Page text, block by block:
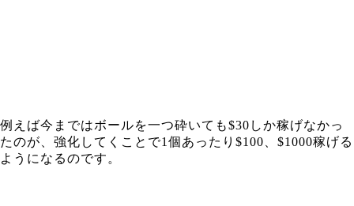
例えば今まではボールを一つ砕いても$30しか稼げなかっ
たのが、強化してくことで1個あったり$100、$1000稼げる
ようになるのです。